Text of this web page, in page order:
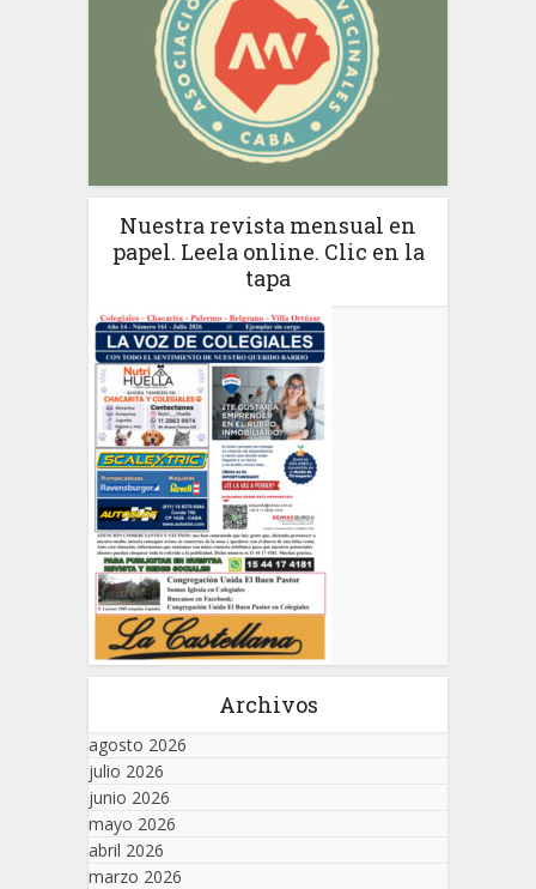
Nuestra revista mensual en
papel. Leela online. Clic en la
tapa
Archivos
agosto 2026
julio 2026
junio 2026
mayo 2026
abril 2026
marzo 2026